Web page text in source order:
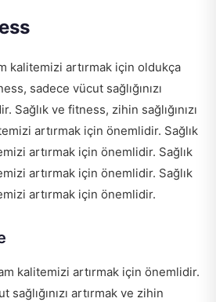
kalitemizi artırmak için oldukça
sadece vücut sağlığınızı
Sağlık ve fitness, zihin sağlığınızı
artırmak için önemlidir. Sağlık
artırmak için önemlidir. Sağlık
artırmak için önemlidir. Sağlık
artırmak için önemlidir.
kalitemizi artırmak için önemlidir.
sağlığınızı artırmak ve zihin